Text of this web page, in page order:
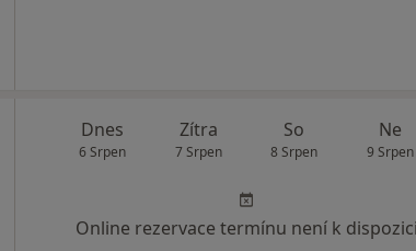
Dnes
6 Srpen
Zítra
7 Srpen
So
8 Srpen
Ne
9 Srpen
Online rezervace termínu není k dispozici